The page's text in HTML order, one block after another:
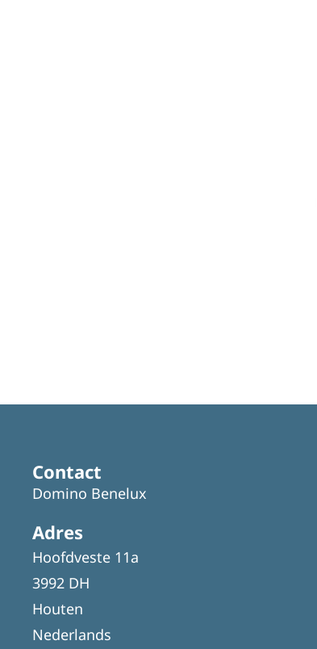
Contact
Domino Benelux
Adres
Hoofdveste 11a
3992 DH
Houten
Nederlands